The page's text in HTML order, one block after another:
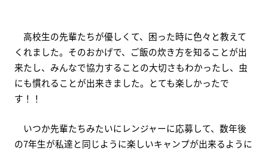
高校生の先輩たちが優しくて、困った時に色々と教えて
くれました。そのおかげで、ご飯の炊き方を知ることが出
来たし、みんなで協力することの大切さもわかったし、虫
にも慣れることが出来きました。とても楽しかったで
す！！
いつか先輩たちみたいにレンジャーに応募して、数年後
の7年生が私達と同じように楽しいキャンプが出来るように